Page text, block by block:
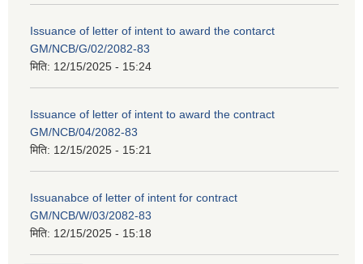
Issuance of letter of intent to award the contarct
GM/NCB/G/02/2082-83
मिति: 12/15/2025 - 15:24
Issuance of letter of intent to award the contract
GM/NCB/04/2082-83
मिति: 12/15/2025 - 15:21
Issuanabce of letter of intent for contract
GM/NCB/W/03/2082-83
मिति: 12/15/2025 - 15:18